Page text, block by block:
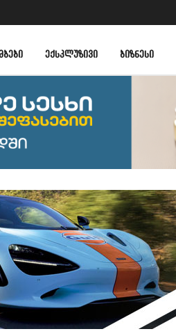
ᲔᲥᲡᲙᲚᲣᲖᲘᲕᲘ ᲑᲘᲖᲜᲔᲡᲘ